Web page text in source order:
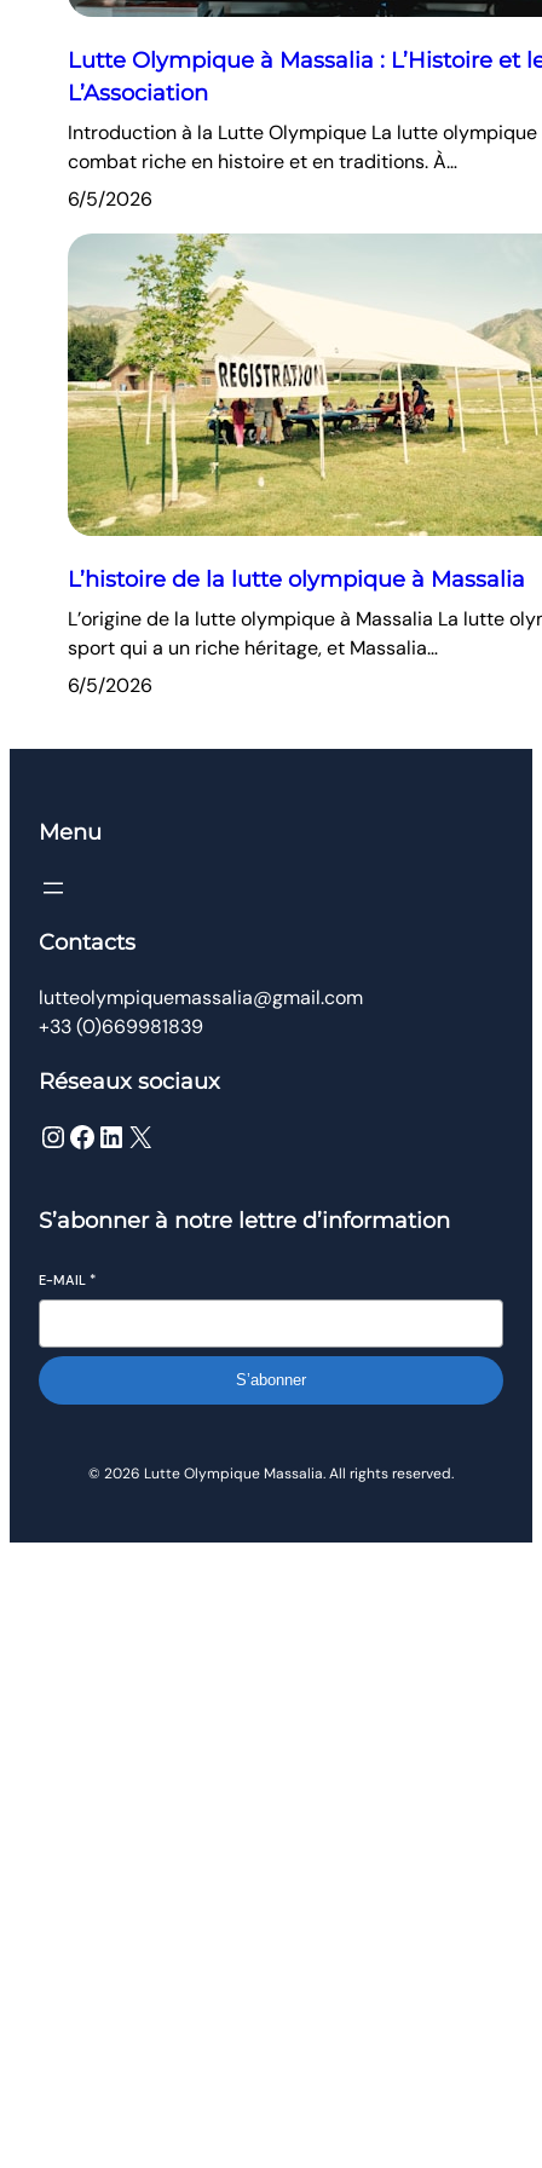
Lutte Olympique à Massalia : L’Histoire et
L’Association
Introduction à la Lutte Olympique La lutte
combat riche en histoire et en traditions. À…
6/5/2026
L’histoire de la lutte olympique à Massalia
L’origine de la lutte olympique à Massalia La lutte
sport qui a un riche héritage, et Massalia…
6/5/2026
Menu
Contacts
lutteolympiquemassalia@gmail.com
+33 (0)669981839
Réseaux sociaux
InstagramFacebook LinkedIn X
S’abonner à notre lettre d’information
E-MAIL *
S’abonner
© 2026 Lutte Olympique Massalia. All rights reserved.